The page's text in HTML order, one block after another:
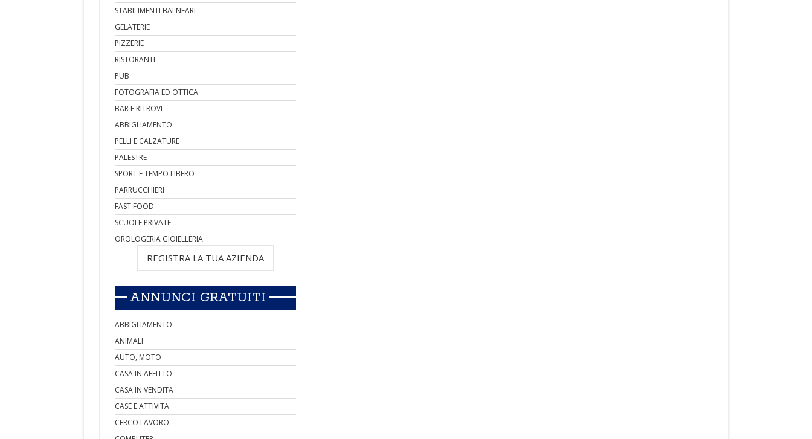
STABILIMENTI BALNEARI
GELATERIE
PIZZERIE
RISTORANTI
PUB
FOTOGRAFIA ED OTTICA
BAR E RITROVI
ABBIGLIAMENTO
PELLI E CALZATURE
PALESTRE
SPORT E TEMPO LIBERO
PARRUCCHIERI
FAST FOOD
SCUOLE PRIVATE
OROLOGERIA GIOIELLERIA
REGISTRA LA TUA AZIENDA
ANNUNCI GRATUITI
ABBIGLIAMENTO
ANIMALI
AUTO, MOTO
CASA IN AFFITTO
CASA IN VENDITA
CASE E ATTIVITA'
CERCO LAVORO